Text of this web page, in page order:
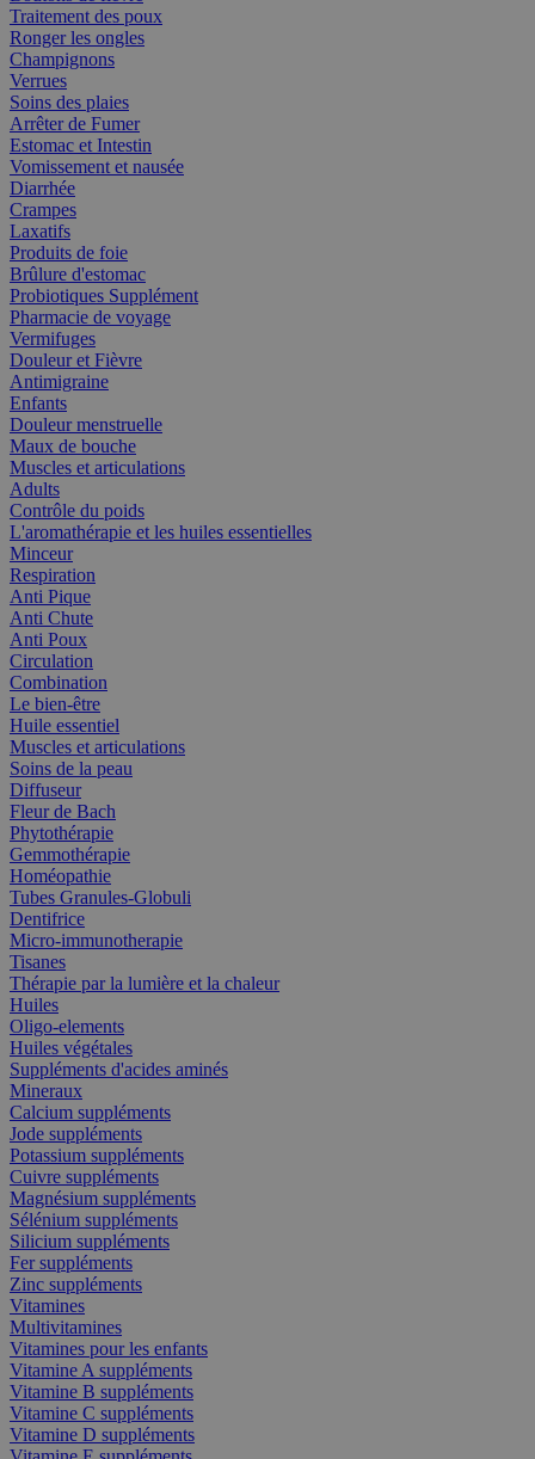
Traitement des poux
Ronger les ongles
Champignons
Verrues
Soins des plaies
Arrêter de Fumer
Estomac et Intestin
Vomissement et nausée
Diarrhée
Crampes
Laxatifs
Produits de foie
Brûlure d'estomac
Probiotiques Supplément
Pharmacie de voyage
Vermifuges
Douleur et Fièvre
Antimigraine
Enfants
Douleur menstruelle
Maux de bouche
Muscles et articulations
Adults
Contrôle du poids
L'aromathérapie et les huiles essentielles
Minceur
Respiration
Anti Pique
Anti Chute
Anti Poux
Circulation
Combination
Le bien-être
Huile essentiel
Muscles et articulations
Soins de la peau
Diffuseur
Fleur de Bach
Phytothérapie
Gemmothérapie
Homéopathie
Tubes Granules-Globuli
Dentifrice
Micro-immunotherapie
Tisanes
Thérapie par la lumière et la chaleur
Huiles
Oligo-elements
Huiles végétales
Suppléments d'acides aminés
Mineraux
Calcium suppléments
Jode suppléments
Potassium suppléments
Cuivre suppléments
Magnésium suppléments
Sélénium suppléments
Silicium suppléments
Fer suppléments
Zinc suppléments
Vitamines
Multivitamines
Vitamines pour les enfants
Vitamine A suppléments
Vitamine B suppléments
Vitamine C suppléments
Vitamine D suppléments